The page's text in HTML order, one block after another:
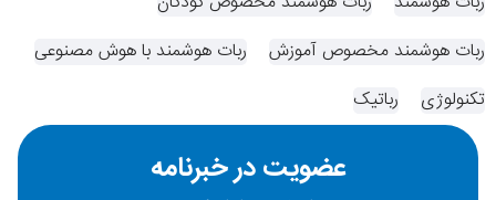
ربات هوشمند مخصوص آموزش
ربات هوشمند با هوش مصنوعی
تکنولوژی
رباتیک
عضویت در خبرنامه